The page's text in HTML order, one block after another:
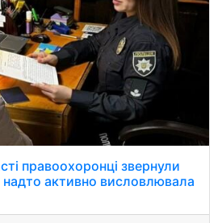
правоохоронці звернули
надто активно висловлювала